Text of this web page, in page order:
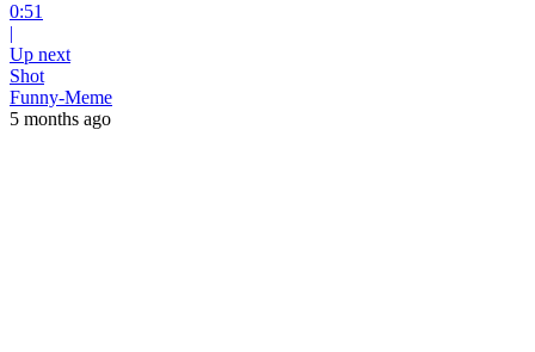
0:51
|
Up next
Shot
Funny-Meme
5 months ago